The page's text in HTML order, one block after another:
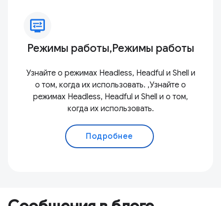
display_settings
Режимы работы,Режимы работы
Узнайте о режимах Headless, Headful и Shell и
о том, когда их использовать. ,Узнайте о
режимах Headless, Headful и Shell и о том,
когда их использовать.
Подробнее